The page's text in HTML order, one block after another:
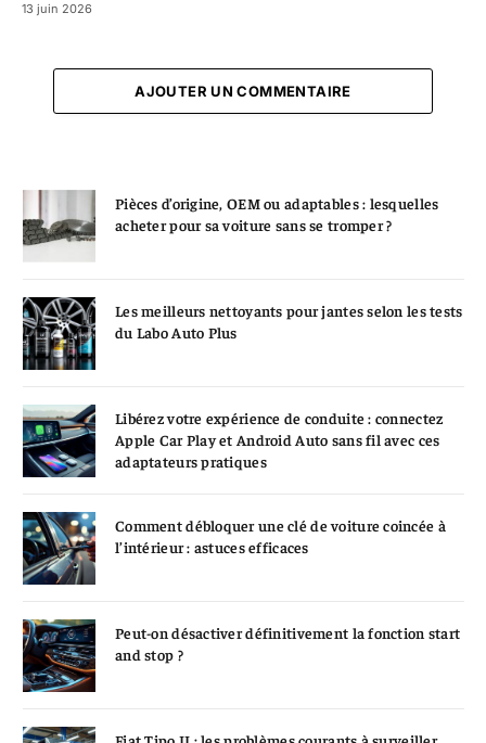
13 juin 2026
AJOUTER UN COMMENTAIRE
Pièces d’origine, OEM ou adaptables : lesquelles
acheter pour sa voiture sans se tromper ?
Les meilleurs nettoyants pour jantes selon les tests
du Labo Auto Plus
Libérez votre expérience de conduite : connectez
Apple Car Play et Android Auto sans fil avec ces
adaptateurs pratiques
Comment débloquer une clé de voiture coincée à
l’intérieur : astuces efficaces
Peut-on désactiver définitivement la fonction start
and stop ?